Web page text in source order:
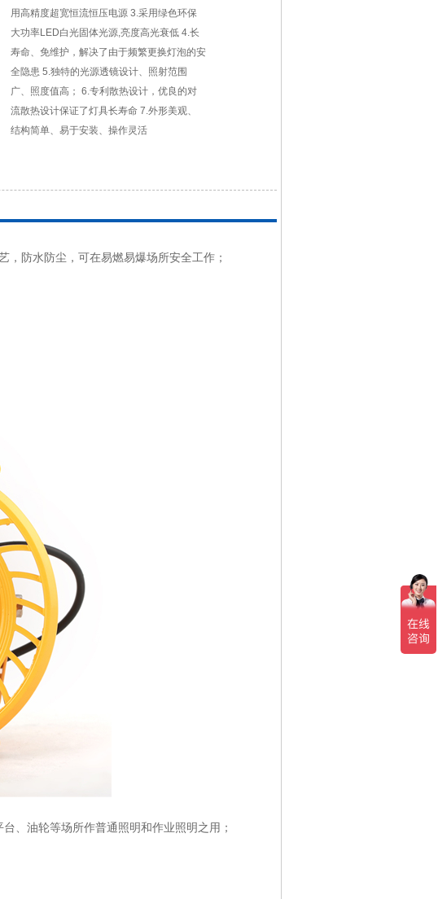
用高精度超宽恒流恒压电源 3.采用绿色环保
大功率LED白光固体光源,亮度高光衰低 4.长
寿命、免维护，解决了由于频繁更换灯泡的安
全隐患 5.独特的光源透镜设计、照射范围
广、照度值高； 6.专利散热设计，优良的对
流散热设计保证了灯具长寿命 7.外形美观、
结构简单、易于安装、操作灵活
防水防尘，可在易燃易爆场所安全工作；
、油轮等场所作普通照明和作业照明之用；